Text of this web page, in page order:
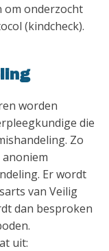
om onderzocht
(kindcheck).
worden
die
Zo
Er wordt
van Veilig
dan besproken
uit: